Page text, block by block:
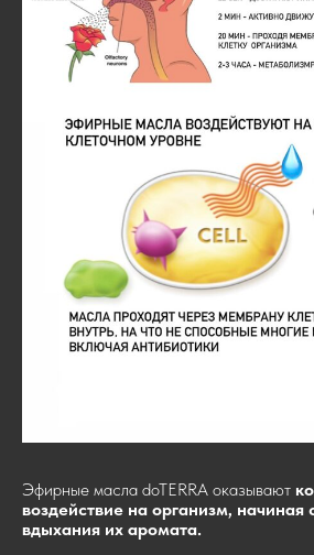
Эфирные масла doTERRA оказывают
воздействие на организм, начиная
вдыхания их аромата.